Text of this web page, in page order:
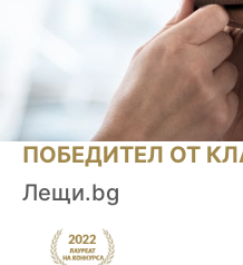
ПОБЕДИТЕЛ ОТ
Лещи.bg